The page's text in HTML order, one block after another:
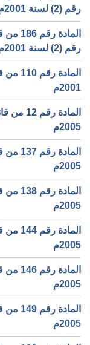
رقم (2) لسنة 2001م
رقم (2) لسنة 2001م
2001م
2005م
2005م
2005م
2005م
2005م
2005م